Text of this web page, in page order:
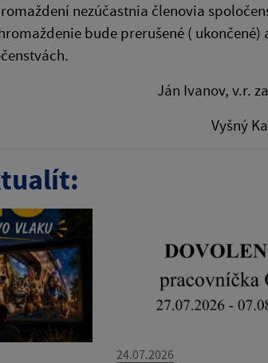
nezúčastnia členovia
bude prerušené (
v.r. za
24.07.2026